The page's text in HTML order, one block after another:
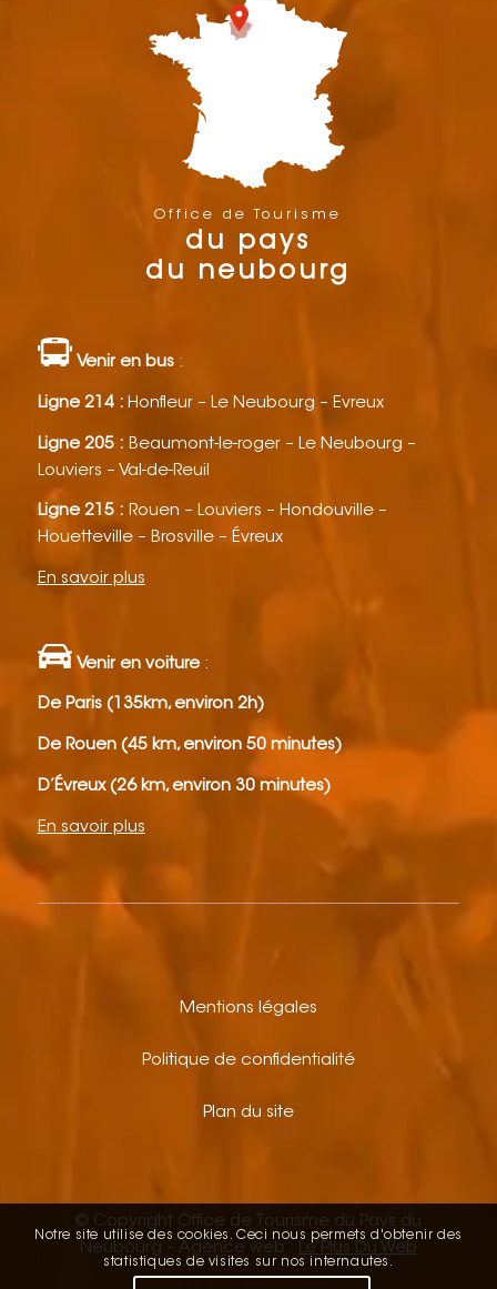
Office de Tourisme
du pays
du neubourg
Venir en bus:
Ligne 214 : Honfleur – Le Neubourg – Evreux
Ligne 205 : Beaumont-le-roger – Le Neubourg –
Louviers – Val-de-Reuil
Ligne 215 : Rouen – Louviers – Hondouville –
Houetteville – Brosville – Évreux
En savoir plus
Venir en voiture:
De Paris (135km, environ 2h)
De Rouen (45 km, environ 50 minutes)
D’Évreux (26 km, environ 30 minutes)
En savoir plus
Mentions légales
Politique de confidentialité
Plan du site
© Copyright Office de Tourisme du Pays du
Neubourg – Agence web : Le Plus Du Web
Notre site utilise des cookies. Ceci nous permets d'obtenir des
statistiques de visites sur nos internautes.